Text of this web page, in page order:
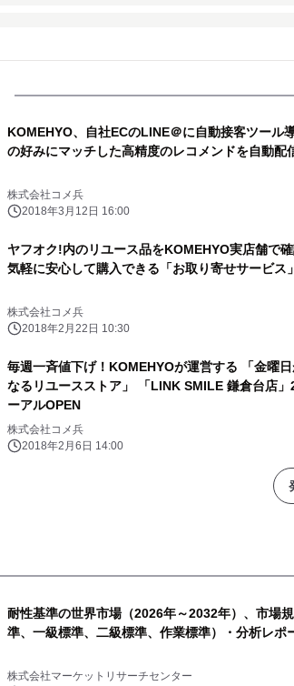
KOMEHYO、自社ECのLINE＠に自動接客ツー
の好みにマッチした高精度のレコメンドを自動配
株式会社コメ兵
2018年3月12日 16:00
ヤフオク!内のリユース品をKOMEHYO実店舗で
気軽に安心して購入できる「お取り寄せサービス
株式会社コメ兵
2018年2月22日 10:30
毎週一斉値下げ！KOMEHYOが運営する 「金曜日
なるリユースストア」 「LINK SMILE 鎌倉台店」
ーアルOPEN
株式会社コメ兵
2018年2月6日 14:00
耐性基準の世界市場（2026年～2032年）、市場
準、一級標準、二級標準、作業標準）・分析レポ
株式会社マーケットリサーチセンター